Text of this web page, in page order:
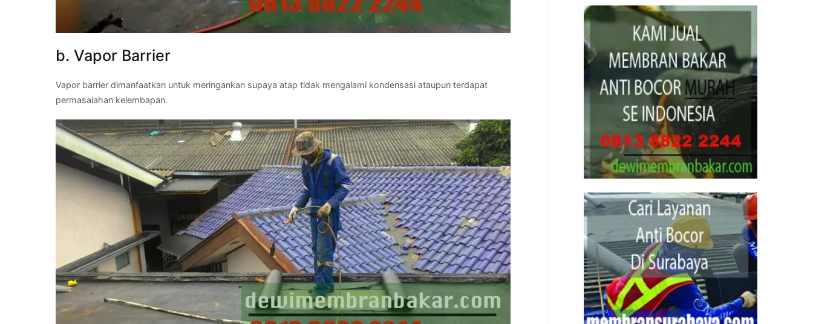
b. Vapor Barrier
Vapor barrier dimanfaatkan untuk meringankan supaya atap tidak mengalami kondensasi ataupun terdapat
permasalahan kelembapan.